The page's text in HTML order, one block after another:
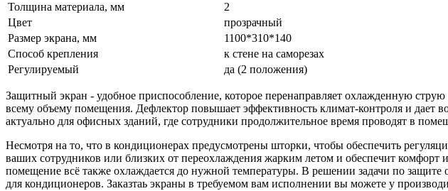
Толщина материала, мм
2
Цвет
прозрачный
Размер экрана, мм
1100*310*140
Способ крепления
к стене на саморезах
Регулируемый
да (2 положения)
Защитный экран - удобное приспособление, которое перенаправляет охлажденную
всему объему помещения. Дефлектор повышает эффективность климат-контроля и дает
актуально для офисных зданий, где сотрудники продолжительное время проводят в
Несмотря на то, что в кондиционерах предусмотрены шторки, чтобы обеспечить
ваших сотрудников или близких от переохлаждения жарким летом и обеспечит
помещение всё также охлаждается до нужной температуры. В решении задачи по защите
для кондиционеров. Заказтаь экраны в требуемом вам исполнении вы можете у